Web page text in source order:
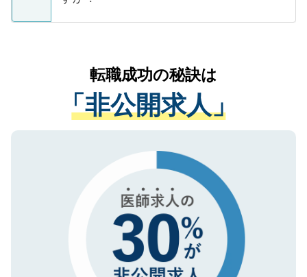
支援を目的に使用いたします。お預かりし
ているすべての個人データはご本人の許可
は、個人情報の取り扱いについての厳密な
管理基準を満たした事業者のみに付与され
る、プライバシーマークを取得済みです。
で、機密保持に関してもご安心ください。
かがいして、現在の医療機関の状況や紹介
経験をまじえながら、適切なアドバイスを
させていただきます。すぐにご転職をされ
ない方には、長期的なサポートが可能です
ので、まずはご登録ください。
転職成功の秘訣は
「非公開求人」